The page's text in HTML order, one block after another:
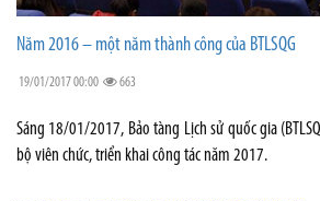
Năm 2016 – một năm thành công của BTLSQG
19/01/2017 00:00 663
Sáng 18/01/2017, Bảo tàng Lịch sử quốc gia
bộ viên chức, triển khai công tác năm 2017.